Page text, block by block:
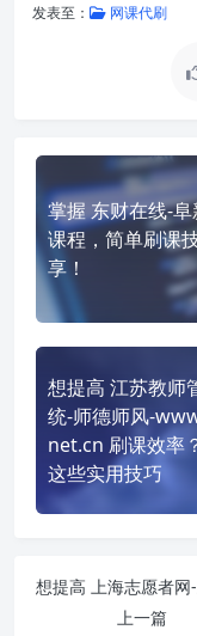
发表至： 网课代刷
掌握 东财在线-
课程，简单刷课
享！
想提高 江苏教师
统-师德师风-
net.cn 刷课效率
这些实用技巧
上一篇